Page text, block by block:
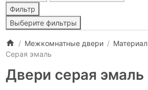
Фильтр
Выберите фильтры
Межкомнатные двери Материал
Серая эмаль
Двери серая эмаль